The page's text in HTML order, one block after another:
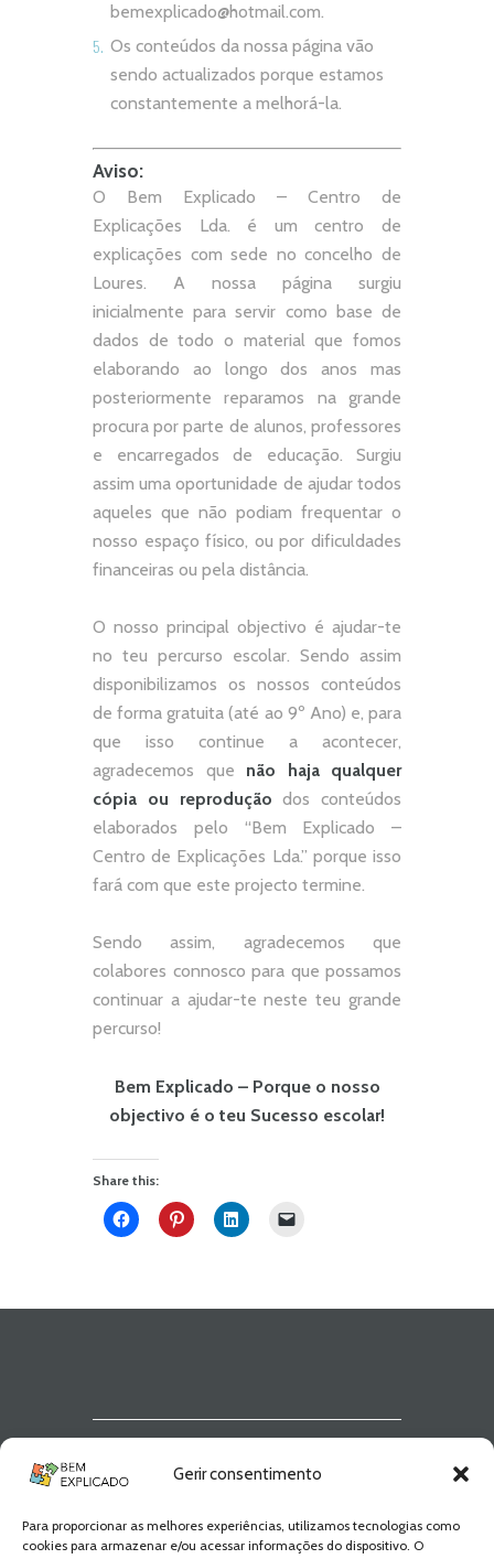
Gerir consentimento
Para proporcionar as melhores experiências, utilizamos tecnologias como
cookies para armazenar e/ou acessar informações do dispositivo. O
bemexplicado@hotmail.com.
Os conteúdos da nossa página vão
sendo actualizados porque estamos
constantemente a melhorá-la.
Aviso:
O Bem Explicado – Centro de
Explicações Lda. é um centro de
explicações com sede no concelho de
Loures. A nossa página surgiu
inicialmente para servir como base de
dados de todo o material que fomos
elaborando ao longo dos anos mas
posteriormente reparamos na grande
procura por parte de alunos, professores
e encarregados de educação. Surgiu
assim uma oportunidade de ajudar todos
aqueles que não podiam frequentar o
nosso espaço físico, ou por dificuldades
financeiras ou pela distância.
O nosso principal objectivo é ajudar-te
no teu percurso escolar. Sendo assim
disponibilizamos os nossos conteúdos
de forma gratuita (até ao 9º Ano) e, para
que isso continue a acontecer,
agradecemos que não
haja qualquer
cópia ou reprodução dos conteúdos
elaborados pelo “Bem Explicado –
Centro de Explicações Lda.” porque isso
fará com que este projecto termine.
Sendo assim, agradecemos que
colabores connosco para que possamos
continuar a ajudar-te neste teu grande
percurso!
Bem Explicado – Porque o nosso
objectivo é o teu Sucesso escolar!
Share this:
Explicado
Fica a par de todas as novidades! Zero